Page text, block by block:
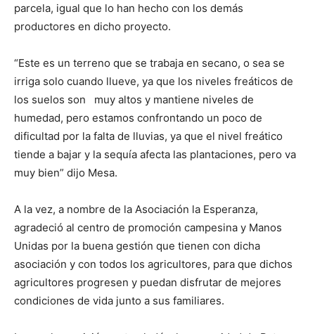
parcela, igual que lo han hecho con los demás
productores en dicho proyecto.
“Este es un terreno que se trabaja en secano, o sea se
irriga solo cuando llueve, ya que los niveles freáticos de
los suelos son muy altos y mantiene niveles de
humedad, pero estamos confrontando un poco de
dificultad por la falta de lluvias, ya que el nivel freático
tiende a bajar y la sequía afecta las plantaciones, pero va
muy bien” dijo Mesa.
A la vez, a nombre de la Asociación la Esperanza,
agradeció al centro de promoción campesina y Manos
Unidas por la buena gestión que tienen con dicha
asociación y con todos los agricultores, para que dichos
agricultores progresen y puedan disfrutar de mejores
condiciones de vida junto a sus familiares.